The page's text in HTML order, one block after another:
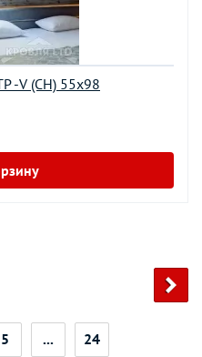
-V (CH) 55х98
5 ... 24